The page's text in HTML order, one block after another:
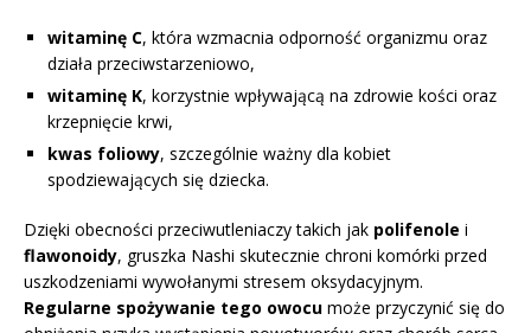
witaminę C, która wzmacnia odporność organizmu oraz
działa przeciwstarzeniowo,
witaminę K, korzystnie wpływającą na zdrowie kości oraz
krzepnięcie krwi,
kwas foliowy, szczególnie ważny dla kobiet
spodziewających się dziecka.
Dzięki obecności przeciwutleniaczy takich jak polifenole i
flawonoidy, gruszka Nashi skutecznie chroni komórki przed
uszkodzeniami wywołanymi stresem oksydacyjnym.
Regularne spożywanie tego owocu może przyczynić się do